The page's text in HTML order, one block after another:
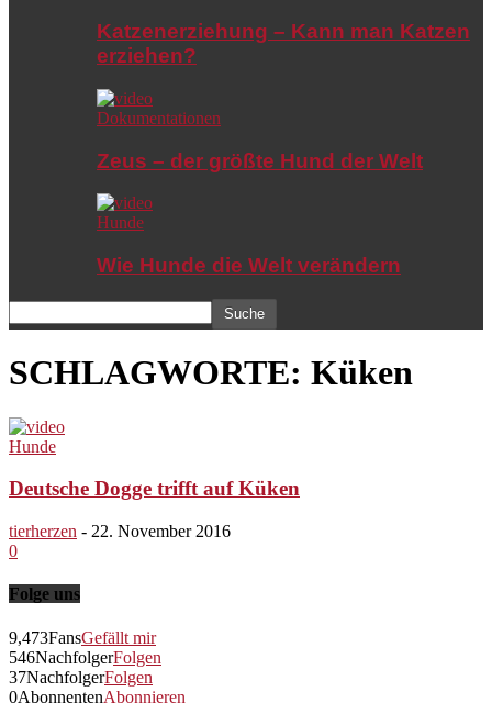
Katzenerziehung – Kann man Katzen
erziehen?
Dokumentationen
Zeus – der größte Hund der Welt
Hunde
Wie Hunde die Welt verändern
SCHLAGWORTE: Küken
Hunde
Deutsche Dogge trifft auf Küken
tierherzen - 22. November 2016
0
Folge uns
9,473FansGefällt mir
546NachfolgerFolgen
37NachfolgerFolgen
0AbonnentenAbonnieren